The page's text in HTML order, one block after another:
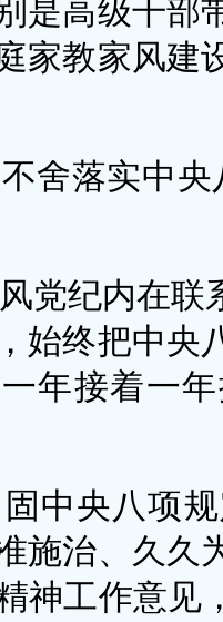
是高级干部
家教家风建
不舍落实中
党纪内在联
始终把中央
年接着一
中央八项
施治、久久
神工作意见